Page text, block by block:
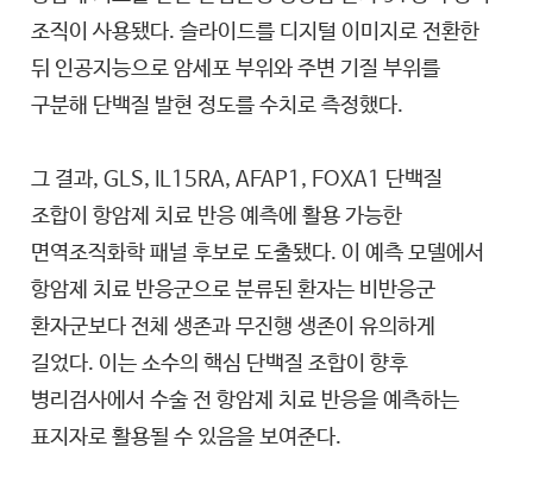
조직이 사용됐다. 슬라이드를 디지털 이미지로 전환한
뒤 인공지능으로 암세포 부위와 주변 기질 부위를
구분해 단백질 발현 정도를 수치로 측정했다.
그 결과, GLS, IL15RA, AFAP1, FOXA1 단백질
조합이 항암제 치료 반응 예측에 활용 가능한
면역조직화학 패널 후보로 도출됐다. 이 예측 모델에서
항암제 치료 반응군으로 분류된 환자는 비반응군
환자군보다 전체 생존과 무진행 생존이 유의하게
길었다. 이는 소수의 핵심 단백질 조합이 향후
병리검사에서 수술 전 항암제 치료 반응을 예측하는
표지자로 활용될 수 있음을 보여준다.